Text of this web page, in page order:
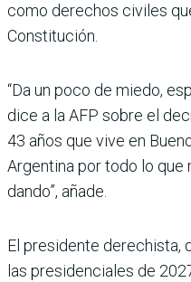
como derechos civiles
Constitución.
“Da un poco de miedo,
dice a la AFP sobre el
43 años que vive en
Argentina por todo lo que
dando”, añade.
El presidente derechista,
las presidenciales de